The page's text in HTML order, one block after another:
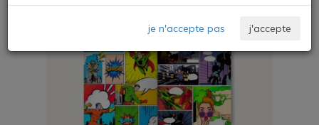
je n'accepte pas j'accepte